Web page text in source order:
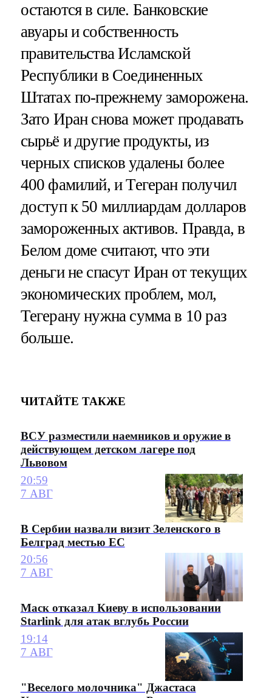
остаются в силе. Банковские
авуары и собственность
правительства Исламской
Республики в Соединенных
Штатах по-прежнему заморожена.
Зато Иран снова может продавать
сырьё и другие продукты, из
черных списков удалены более
400 фамилий, и Тегеран получил
доступ к 50 миллиардам долларов
замороженных активов. Правда, в
Белом доме считают, что эти
деньги не спасут Иран от текущих
экономических проблем, мол,
Тегерану нужна сумма в 10 раз
больше.
ЧИТАЙТЕ ТАКЖЕ
ВСУ разместили наемников и оружие в
действующем детском лагере под
Львовом
20:59
7 АВГ
В Сербии назвали визит Зеленского в
Белград местью ЕС
20:56
7 АВГ
Маск отказал Киеву в использовании
Starlink для атак вглубь России
19:14
7 АВГ
"Веселого молочника" Джастаса